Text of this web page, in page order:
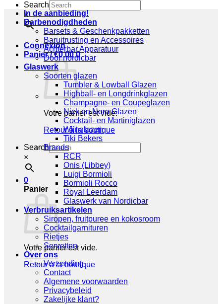
Search
×
Connexion
Panier /€0,00 0
Votre panier est vide.
Retour à la boutique
Search
×
0
Panier
Votre panier est vide.
Retour à la boutique
In de aanbieding!
Barbenodigdheden
Barsets & Geschenkpakketten
Baruitrusting en Accessoires
Achterbar Apparatuur
Door nordicbar
Glaswerk
Soorten glazen
Tumbler & Lowball Glazen
Highball- en Longdrinkglazen
Champagne- en Coupeglazen
Nick en Nora Glazen
Cocktail- en Martiniglazen
Wijnglazen
Tiki Bekers
Brands
RCR
Onis (Libbey)
Luigi Bormioli
Bormioli Rocco
Royal Leerdam
Glaswerk van Nordicbar
Verbruiksartikelen
Siropen, fruitpuree en kokosroom
Cocktailgarnituren
Rietjes
Servetten
Over ons
Verzending
Contact
Algemene voorwaarden
Privacybeleid
Zakelijke klant?